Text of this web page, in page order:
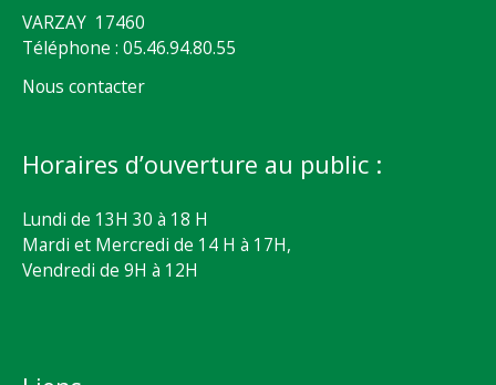
VARZAY 17460
Téléphone : 05.46.94.80.55
Nous contacter
Horaires d’ouverture au public :
Lundi de 13H 30 à 18 H
Mardi et Mercredi de 14 H à 17H,
Vendredi de 9H à 12H